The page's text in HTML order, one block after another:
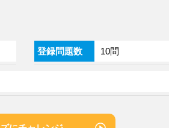
登録問題数 10問